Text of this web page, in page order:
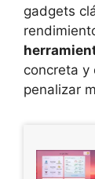
gadgets
concreta y
penalizar